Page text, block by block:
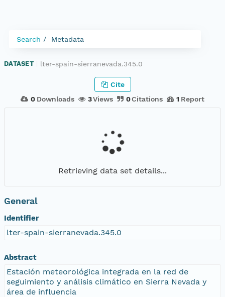
Search Metadata
DATASET lter-spain-sierranevada.345.0
0 Downloads 3Views 0Citations 1 Report
Cite
Retrieving data set details...
General
Identifier
lter-spain-sierranevada.345.0
Abstract
Estación meteorológica integrada en la red de
seguimiento y análisis climático en Sierra Nevada y
área de influencia